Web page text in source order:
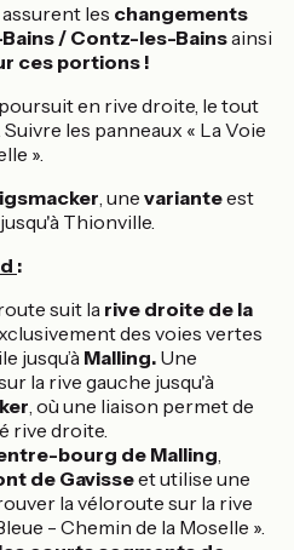
assurent les changements
/ Contz-les-Bainsainsi
ces portions !
poursuit en rive droite, le tout
les panneaux « La Voie
».
, une varianteest
Thionville.
:
suit la rive droite de la
des voies vertes
jusqu’à Malling. Une
la rive gauche jusqu'à
, où une liaison permet de
rive droite.
bourg de Malling,
de Gavisseet utilise une
la véloroute sur la rive
- Chemin de la Moselle ».